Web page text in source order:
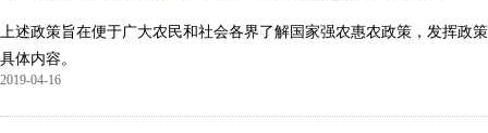
上述政策旨在便于广大农民和社会各界了解国家强农惠农政策，发挥政
具体内容。
2019-04-16